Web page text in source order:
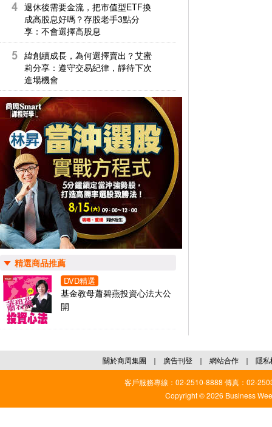
退休後需要金流，把市值型ETF換
成高股息好嗎？存股老手3點分
享：不會選擇高股息
緯創續成長，為何選擇賣出？艾蜜
莉分享：遵守交易紀律，靜待下次
進場機會
精選商品推薦
DVD精選
基金教母蕭碧燕投資心法大公
開
關於商周集團 ｜ 廣告刊登 ｜ 網站合作 ｜ 隱私
客戶服務專線：02-2510-8888 傳真：02-
Copyright © 2026 Business